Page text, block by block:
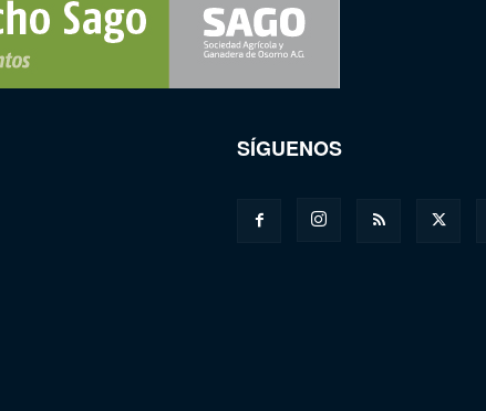
SÍGUENOS